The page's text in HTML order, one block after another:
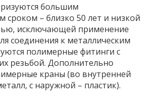
большим
сроком – близко 50 лет и низкой
исключающей применение
соединения к металлическим
полимерные фитинги с
резьбой. Дополнительно
краны (во внутренней
с наружной – пластик).